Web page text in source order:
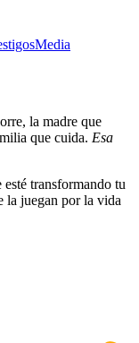
Media
la madre que
que cuida. Esa
transformando tu
la juegan por la vida